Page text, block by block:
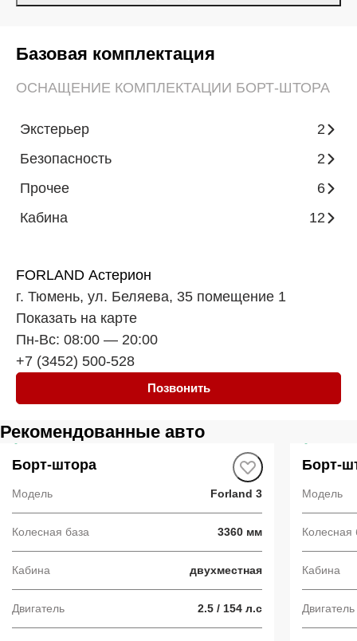
Базовая комплектация
ОСНАЩЕНИЕ КОМПЛЕКТАЦИИ БОРТ-ШТОРА
Экстерьер
2
Безопасность
2
Прочее
6
Кабина
12
FORLAND Астерион
г. Тюмень, ул. Беляева, 35 помещение 1
Показать на карте
Пн-Вс: 08:00 — 20:00
+7 (3452) 500-528
Позвонить
Рекомендованные авто
В наличии·авто
Борт-штора
Модель Forland 3
Колесная база 3360 мм
Кабина двухместная
Двигатель 2.5 / 154 л.с
Борт-
Модель
Колесная
Кабина
Двигатель